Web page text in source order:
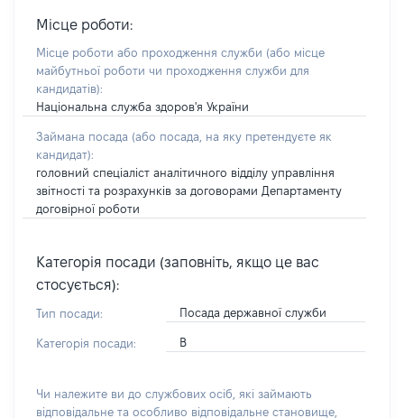
Місце роботи:
Місце роботи або проходження служби (або місце
майбутньої роботи чи проходження служби для
кандидатів):
Національна служба здоров'я України
Займана посада (або посада, на яку претендуєте як
кандидат):
головний спеціаліст аналітичного відділу управління
звітності та розрахунків за договорами Департаменту
договірної роботи
Категорія посади (заповніть, якщо це вас
стосується):
Тип посади: Посада державної служби
Категорія посади: В
Чи належите ви до службових осіб, які займають
відповідальне та особливо відповідальне становище,